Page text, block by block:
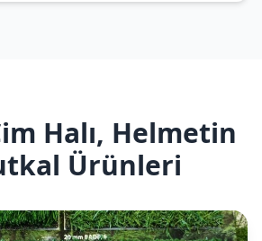
Halı, Helmetin
Ürünleri